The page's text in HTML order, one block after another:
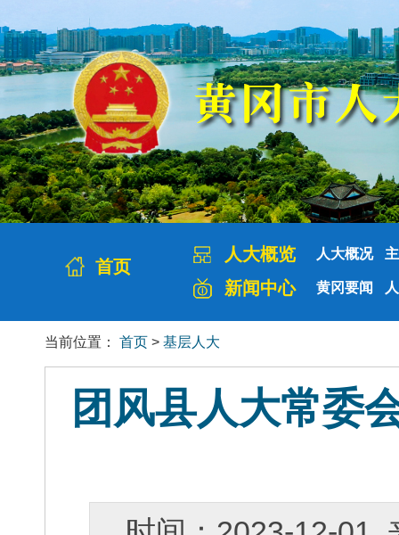
首页
人大概览 人大概况
新闻中心 黄冈要闻
当前位置： 首页 > 基层人大
团风县人大常委